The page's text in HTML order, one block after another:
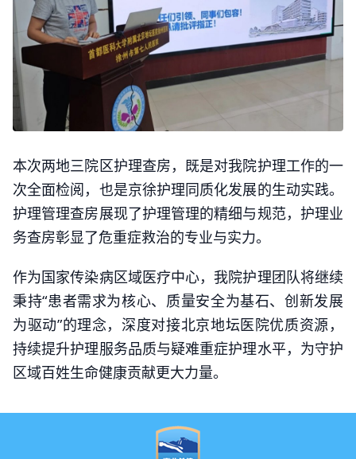
本次两地三院区护理查房，既是对我院护理工作的一
次全面检阅，也是京徐护理同质化发展的生动实践。
护理管理查房展现了护理管理的精细与规范，护理业
务查房彰显了危重症救治的专业与实力。
作为国家传染病区域医疗中心，我院护理团队将继续
秉持“患者需求为核心、质量安全为基石、创新发展
为驱动”的理念，深度对接北京地坛医院优质资源，
持续提升护理服务品质与疑难重症护理水平，为守护
区域百姓生命健康贡献更大力量。